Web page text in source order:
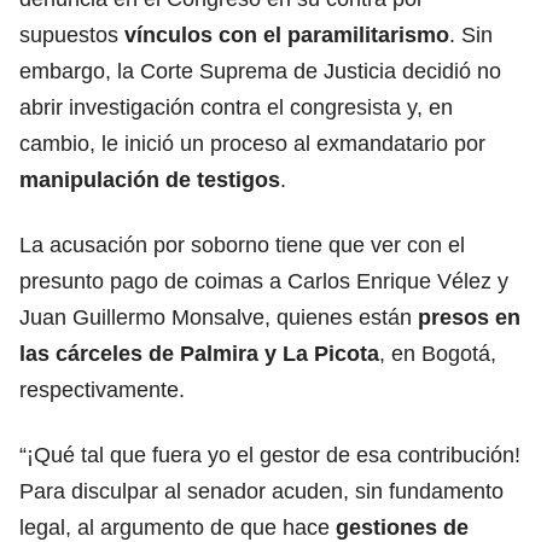
supuestos vínculos con el paramilitarismo. Sin
embargo, la Corte Suprema de Justicia decidió no
abrir investigación contra el congresista y, en
cambio, le inició un proceso al exmandatario por
manipulación de testigos.
La acusación por soborno tiene que ver con el
presunto pago de coimas a Carlos Enrique Vélez y
Juan Guillermo Monsalve, quienes están presos en
las cárceles de Palmira y La Picota, en Bogotá,
respectivamente.
“¡Qué tal que fuera yo el gestor de esa contribución!
Para disculpar al senador acuden, sin fundamento
legal, al argumento de que hace gestiones de